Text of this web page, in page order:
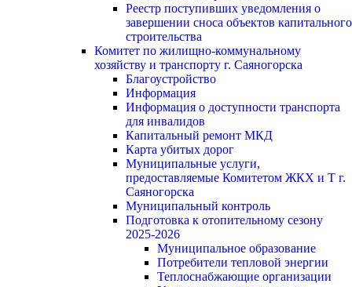
Реестр поступивших уведомления о
завершении сноса объектов капитального
строительства
Комитет по жилищно-коммунальному
хозяйству и транспорту г. Саяногорска
Благоустройство
Информация
Информация о доступности транспорта
для инвалидов
Капитальный ремонт МКД
Карта убитых дорог
Муниципальные услуги,
предоставляемые Комитетом ЖКХ и Т г.
Саяногорска
Муниципальный контроль
Подготовка к отопительному сезону
2025-2026
Муниципальное образование
Потребители тепловой энергии
Теплоснабжающие организации